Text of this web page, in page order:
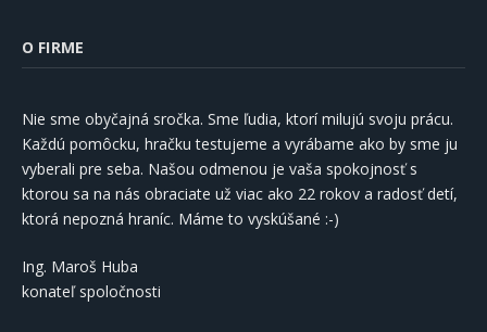
O FIRME
Nie sme obyčajná sročka. Sme ľudia, ktorí milujú svoju prácu.
Každú pomôcku, hračku testujeme a vyrábame ako by sme ju
vyberali pre seba. Našou odmenou je vaša spokojnosť s
ktorou sa na nás obraciate už viac ako 22 rokov a radosť detí,
ktorá nepozná hraníc. Máme to vyskúšané :-)
Ing. Maroš Huba
konateľ spoločnosti